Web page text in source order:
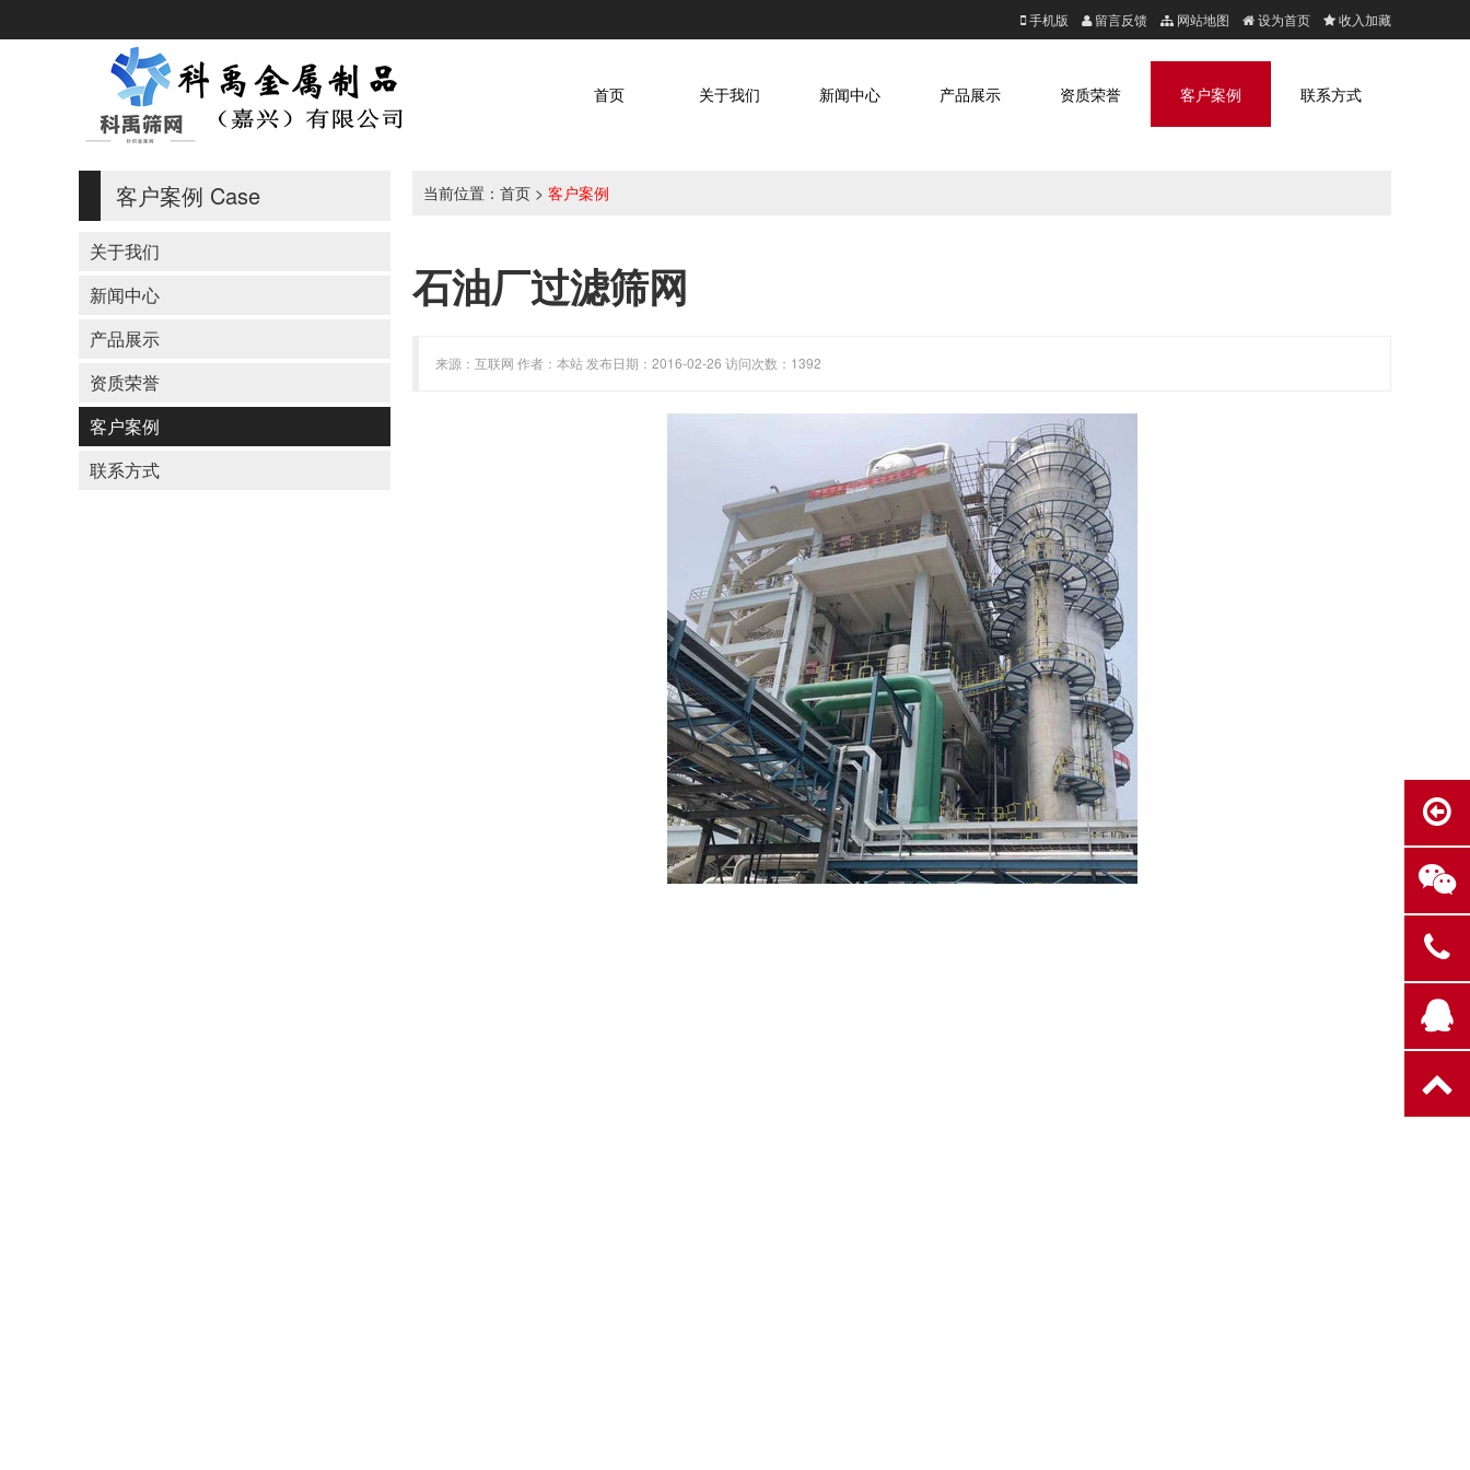
手机版 留言反馈 网站地图 设为首页 收入加藏
联系方式
客户案例
资质荣誉
产品展示
新闻中心
关于我们
首页
客户案例 Case
关于我们
新闻中心
产品展示
资质荣誉
客户案例
联系方式
当前位置： 首页 > 客户案例
石油厂过滤筛网
来源：互联网 作者：本站 发布日期：2016-02-26 访问次数：1392